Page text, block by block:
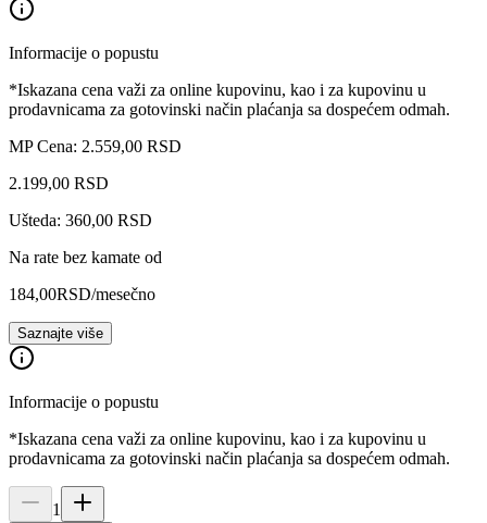
Informacije o popustu
*Iskazana cena važi za online kupovinu, kao i za kupovinu u
prodavnicama za gotovinski način plaćanja sa dospećem odmah.
MP Cena: 2.559,00 RSD
2.199,00 RSD
Ušteda: 360,00 RSD
Na rate bez kamate od
184,00RSD/mesečno
Saznajte više
Informacije o popustu
*Iskazana cena važi za online kupovinu, kao i za kupovinu u
prodavnicama za gotovinski način plaćanja sa dospećem odmah.
1